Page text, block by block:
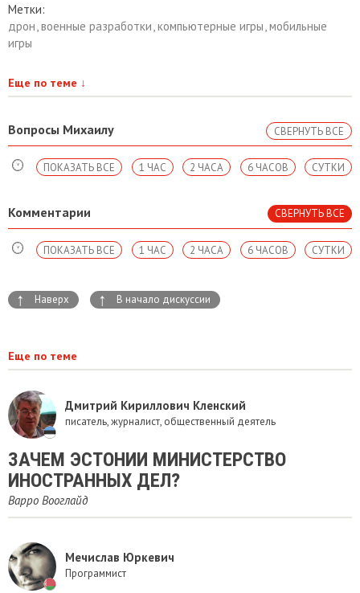
Метки:
дрон военные разработки компьютерные игры мобильные
игры
Еще по теме ↓
Вопросы Михаилу СВЕРНУТЬ ВСЕ
СУТКИ
6 ЧАСОВ
2 ЧАСА
1 ЧАС
ПОКАЗАТЬ ВСЕ
Комментарии СВЕРНУТЬ ВСЕ
СУТКИ
6 ЧАСОВ
2 ЧАСА
1 ЧАС
ПОКАЗАТЬ ВСЕ
↑ Наверх ↑ В начало дискуссии
Еще по теме
Дмитрий Кириллович Кленский
писатель, журналист, общественный деятель
ЗАЧЕМ ЭСТОНИИ МИНИСТЕРСТВО
ИНОСТРАННЫХ ДЕЛ?
Варро Вооглайд
Мечислав Юркевич
Программист